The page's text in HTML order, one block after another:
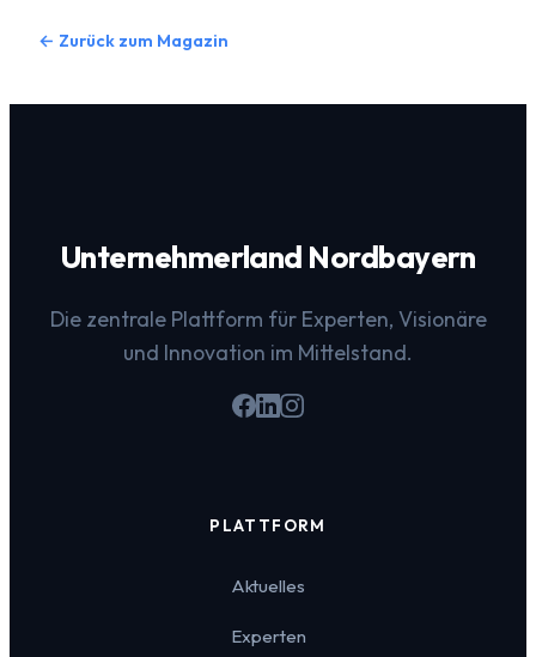
← Zurück zum Magazin
Unternehmerland Nordbayern
Die zentrale Plattform für Experten, Visionäre
und Innovation im Mittelstand.
PLATTFORM
Aktuelles
Experten